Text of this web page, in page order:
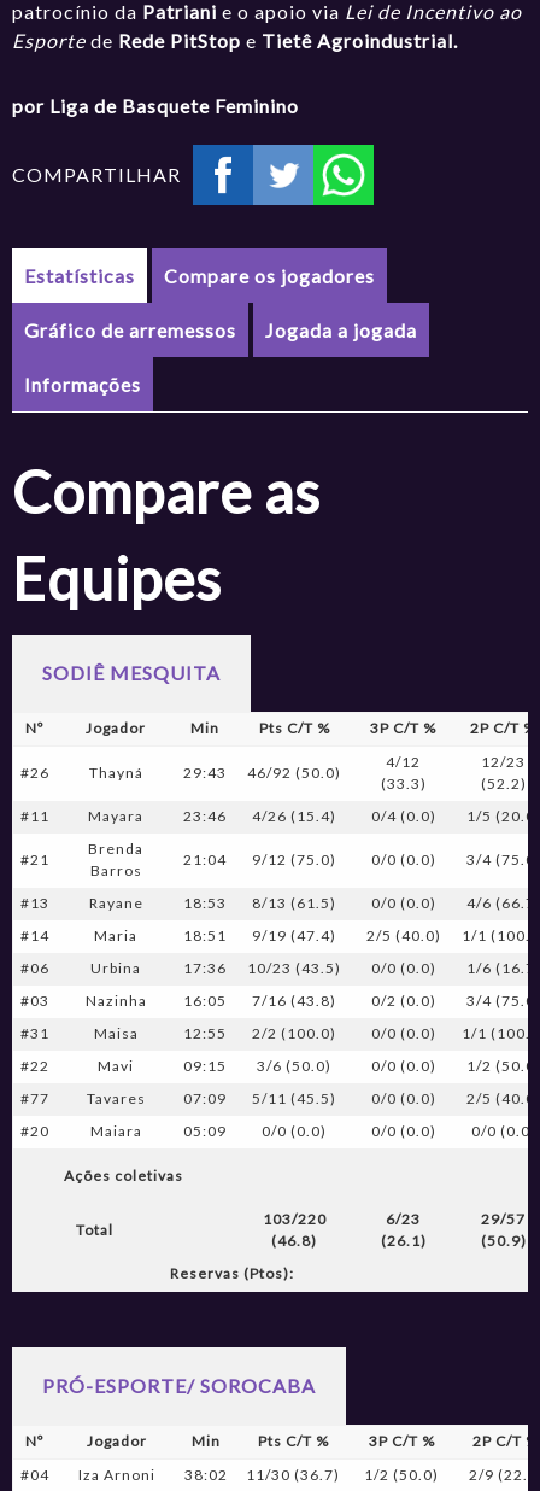
patrocínio da Patrianie o apoio via Lei de Incentivo ao
Esporte de Rede PitStop e Tietê Agroindustrial.
por Liga de Basquete Feminino
COMPARTILHAR
Estatísticas Compare os jogadores
Gráfico de arremessos Jogada a jogada
Informações
Compare as
Equipes
SODIÊ MESQUITA
Nº Jogador Min Pts C/T % 3P C/T % 2P C/T %
#26 Thayná 29:43 46/92 (50.0)
4/12
(33.3)
12/23
(52.2)
#11
Mayara 23:46 4/26 (15.4) 0/4 (0.0) 1/5 (20.0)
#21
Brenda
Barros
21:04 9/12 (75.0) 0/0 (0.0) 3/4 (75.0)
#13 Rayane 18:53 8/13 (61.5) 0/0 (0.0)
4/6 (66.7)
#14
Maria 18:51 9/19 (47.4) 2/5 (40.0)
1/1
#06
Urbina 17:36 10/23 (43.5) 0/0 (0.0)
1/6 (16.7)
#03
Nazinha 16:05 7/16 (43.8) 0/2 (0.0)
3/4 (75.0)
#31
Maisa 12:55 2/2 (100.0) 0/0 (0.0)
1/1
#22
Mavi 09:15 3/6 (50.0) 0/0 (0.0)
1/2 (50.0)
#77
Tavares 07:09 5/11 (45.5) 0/0 (0.0)
2/5 (40.0)
#20
Maiara 05:09 0/0 (0.0) 0/0 (0.0) 0/0 (0.0)
Ações coletivas
Total
103/220
(46.8)
6/23
(26.1)
29/57
(50.9)
Reservas (Ptos):
PRÓ-ESPORTE/ SOROCABA
Nº Jogador Min Pts C/T % 3P C/T %
2P C/T %
#04
Iza Arnoni 38:02 11/30 (36.7) 1/2 (50.0) 2/9